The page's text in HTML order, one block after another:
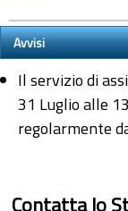
Avvisi
Il servizio di
31 Luglio alle
regolarmente
Contatta lo